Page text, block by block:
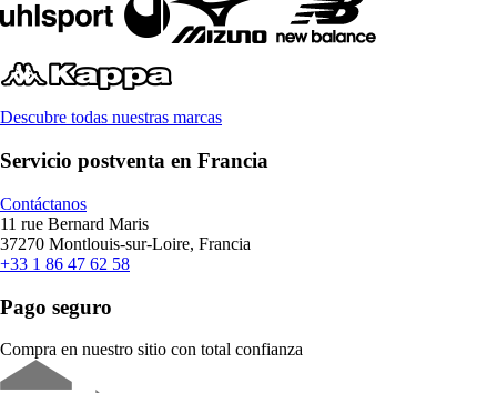
Descubre todas nuestras marcas
Servicio postventa en Francia
Contáctanos
11 rue Bernard Maris
37270 Montlouis-sur-Loire, Francia
+33 1 86 47 62 58
Pago seguro
Compra en nuestro sitio con total confianza